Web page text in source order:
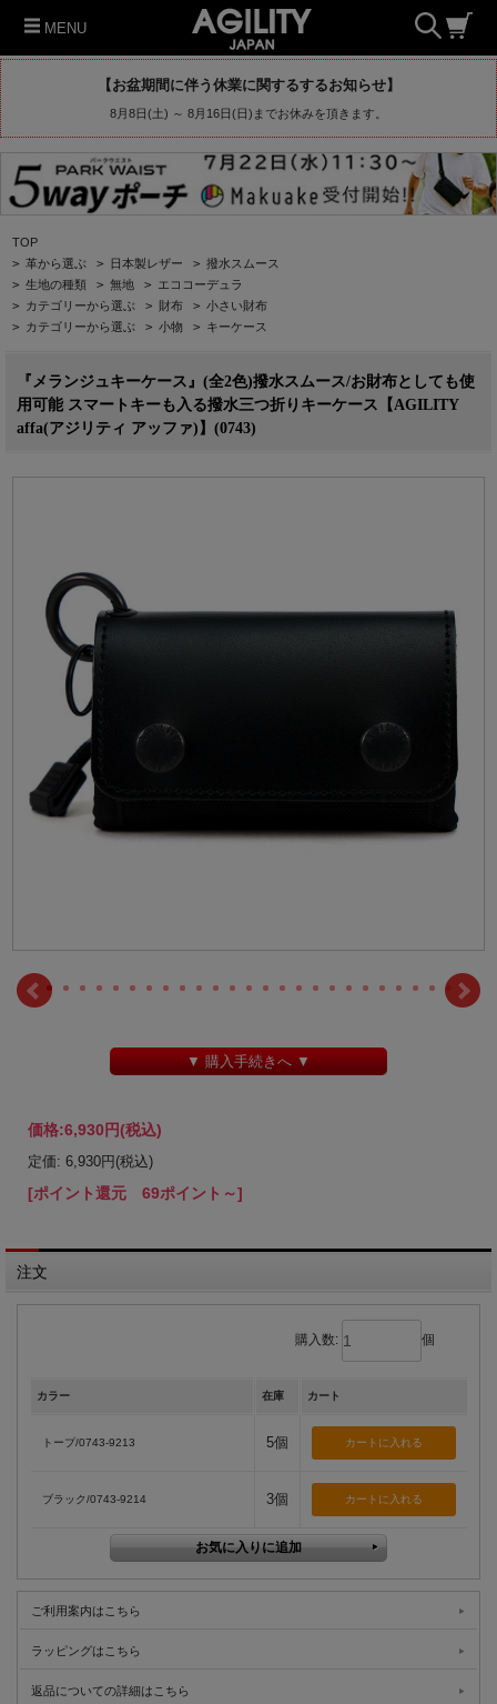
MENU
【お盆期間に伴う休業に関するするお知らせ】
8月8日(土) ～ 8月16日(日)までお休みを頂きます。
TOP
> 革から選ぶ > 日本製レザー > 撥水スムース
> 生地の種類 > 無地 > エココーデュラ
> カテゴリーから選ぶ > 財布 > 小さい財布
> カテゴリーから選ぶ > 小物 > キーケース
『メランジュキーケース』(全2色)撥水スムース/お財布としても使
用可能 スマートキーも入る撥水三つ折りキーケース【AGILITY
affa(アジリティ アッファ)】(0743)
▼ 購入手続きへ ▼
価格:6,930円(税込)
定価: 6,930円(税込)
[ポイント還元 69ポイント～]
注文
購入数: 個
カラー 在庫 カート
トープ/0743-9213 5個
ブラック/0743-9214 3個
ご利用案内はこちら
ラッピングはこちら
返品についての詳細はこちら